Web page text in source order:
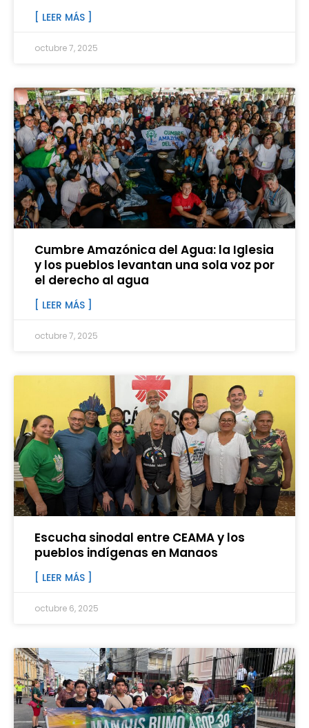
[ LEER MÁS ]
octubre 7, 2025
Cumbre Amazónica del Agua: la Iglesia
y los pueblos levantan una sola voz por
el derecho al agua
[ LEER MÁS ]
octubre 7, 2025
Escucha sinodal entre CEAMA y los
pueblos indígenas en Manaos
[ LEER MÁS ]
octubre 6, 2025